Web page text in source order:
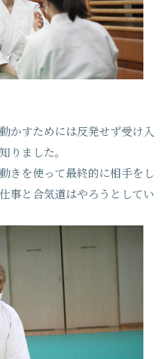
かすためには反発せず受け入
りました。
きを使って最終的に相手をし
事と合気道はやろうとしてい